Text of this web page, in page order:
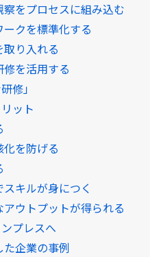
をプロセスに組み込む
クを標準化する
り入れる
を活用する
修」
ット
を防げる
キルが身につく
ウトプットが得られる
プレスへ
た企業の事例